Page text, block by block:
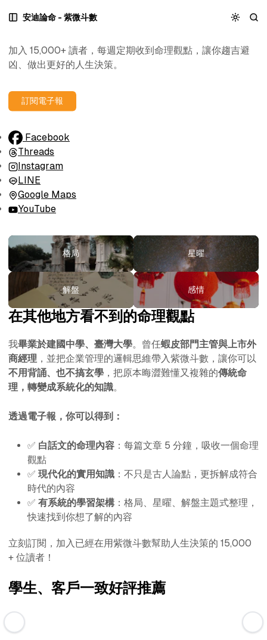
至
選
單
至
章
列
表
至
容
區
塊
安迪論命 - 紫微斗數
外商經理人思維的紫微斗數
加入 15,000+ 讀者，每週定期收到命理觀點，讓你趨吉避
凶、做出更好的人生決策。
訂閱電子報
Facebook
Threads
Instagram
LINE
Google Maps
YouTube
格局 星曜
解盤 感情
在其他地方看不到的命理觀點
我畢業於建國中學、臺灣大學。曾任蝦皮部門主管與上市外
商經理 ，並把企業管理的邏輯思維帶入紫微斗數，讓你可以
不用背誦、也不搞玄學 ，把原本晦澀難懂又複雜的傳統命
理，轉變成系統化的知識。
透過電子報，你可以得到：
✅ 白話文的命理內容 ：每篇文章 5 分鐘，吸收一個命理
觀點
✅ 現代化的實用知識 ：不只是古人論點，更拆解成符合
時代的內容
✅ 有系統的學習架構 ：格局、星曜、解盤主題式整理，
快速找到你想了解的內容
立刻訂閱，加入已經在用紫微斗數幫助人生決策的 15,000
+ 位讀者！
學生、客戶一致好評推薦